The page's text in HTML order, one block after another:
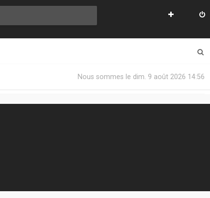
Nous sommes le dim. 9 août 2026 14:56